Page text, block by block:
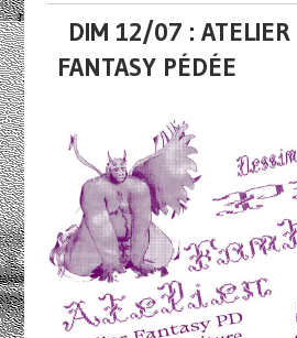
DIM 12/07 : ATELIER
FANTASY PÉDÉE